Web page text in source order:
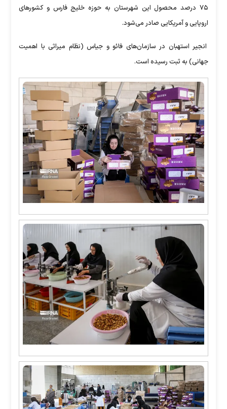
۷۵ درصد محصول این شهرستان به حوزه خلیج فارس و کشور‌های
اروپایی و آمریکایی صادر می‌شود.
انجیر استهبان در سازمان‌های فائو و جیاس (نظام میراثی با اهمیت
جهانی) به ثبت رسیده است.